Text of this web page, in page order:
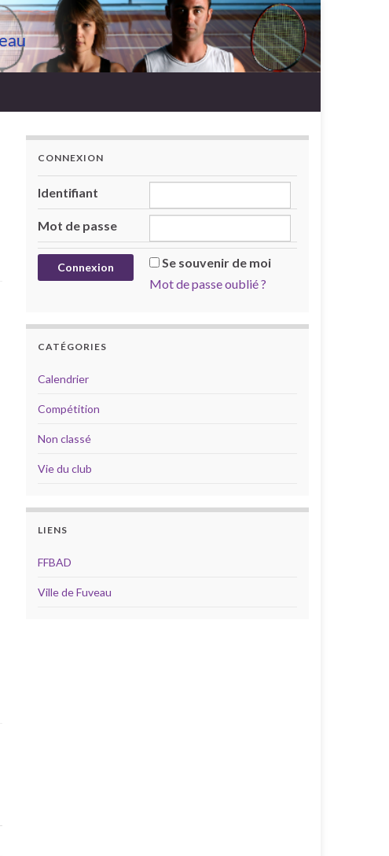
CONNEXION
Identifiant
Mot de passe
Se souvenir de moi
Mot de passe oublié ?
CATÉGORIES
Calendrier
Compétition
Non classé
Vie du club
LIENS
FFBAD
Ville de Fuveau